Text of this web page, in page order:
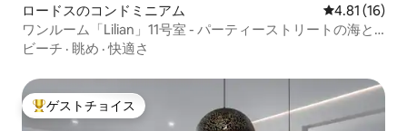
ロードスのコンドミニアム レビュー16
4.81 (16)
ワンルーム「Lilian」11号室 - パーティーストリートの海と
夕日の眺め
ビーチ · 眺め ·快適さ
大好評のゲストチョイスです。
ゲストチョイス